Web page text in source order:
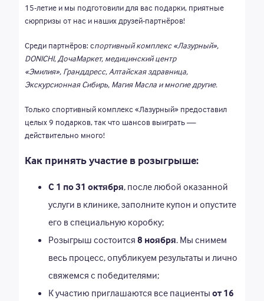
Цены
Пациенту
Новости
Акции
Единый call-центр
8 (3842) 901-800
Почта
call_centr_2020@mail.ru
ЗАПИСАТЬСЯ НА ПРИЁМ
15-летие и мы подготовили для вас подарки, приятные
сюрпризы от нас и наших друзей-партнёров!
Среди партнёров: спортивный комплекс «Лазурный»,
DONICHI, ДочаМаркет, медицинский центр
«Эмилия», Гранддресс, Алтайская здравница,
Экскурсионная Сибирь, Магия Масла и многие другие.
Только спортивный комплекс «Лазурный» предоставил
целых 9 подарков, так что шансов выиграть —
действительно много!
Как принять участие в розыгрыше:
С 1 по 31 октября, после любой оказанной
услуги в клинике, заполните купон и опустите
его в специальную коробку;
Розыгрыш состоится 8 ноября. Мы снимем
весь процесс, опубликуем результаты и лично
свяжемся с победителями;
К участию приглашаются все пациенты от 16